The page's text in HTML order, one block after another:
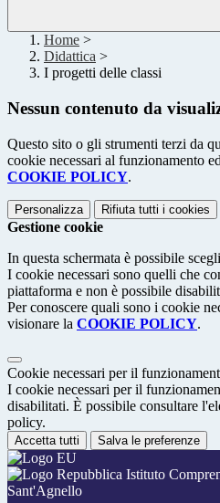
Home >
Didattica >
I progetti delle classi
Nessun contenuto da
Questo sito o gli strumenti terzi da
cookie necessari al funzionamento
COOKIE POLICY.
Personalizza Rifiuta tutti i cookies
Gestione cookie
In questa schermata è possibile
I cookie necessari sono quelli che
piattaforma e non è possibile
Per conoscere quali sono i cookie
visionare la COOKIE POLICY.
Cookie necessari per il
I cookie necessari per il
disabilitati. È possibile consultare
policy.
Accetta tutti Salva le preferenze
Istituto
Sant'Agnello